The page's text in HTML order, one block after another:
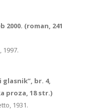
2000. (roman, 241
br. 4,
proza, 18 str.)
1931.